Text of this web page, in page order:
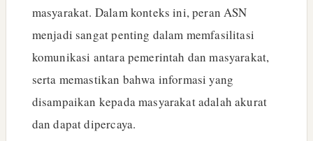
masyarakat. Dalam konteks ini, peran ASN
menjadi sangat penting dalam memfasilitasi
komunikasi antara pemerintah dan masyarakat,
serta memastikan bahwa informasi yang
disampaikan kepada masyarakat adalah akurat
dan dapat dipercaya.